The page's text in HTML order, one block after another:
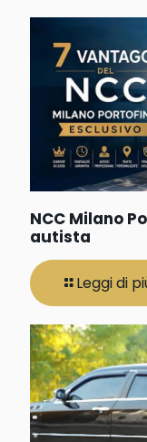
NCC Milano
autista
Leggi di